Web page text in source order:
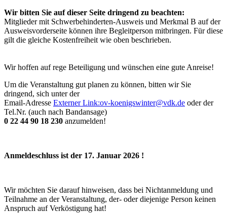
Wir bitten Sie auf dieser Seite dringend zu beachten:
Mitglieder mit Schwerbehinderten-Ausweis und Merkmal B auf der
Ausweisvorderseite können ihre Begleitperson mitbringen. Für diese
gilt die gleiche Kostenfreiheit wie oben beschrieben.
Wir hoffen auf rege Beteiligung und wünschen eine gute Anreise!
Um die Veranstaltung gut planen zu können, bitten wir Sie
dringend, sich unter der
Email-Adresse Externer Link:ov-koenigswinter@vdk.de oder der
Tel.Nr. (auch nach Bandansage)
0 22 44 90 18 230 anzumelden!
Anmeldeschluss ist der 17. Januar 2026 !
Wir möchten Sie darauf hinweisen, dass bei Nichtanmeldung und
Teilnahme an der Veranstaltung, der- oder diejenige Person keinen
Anspruch auf Verköstigung hat!